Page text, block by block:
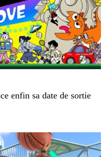
enfin sa date de sortie